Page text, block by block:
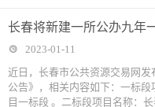
长春将新建一所公办九年
2023-01-11
近日，长春市公共资源交易网
公告》，相关内容如下：一标
目一标段 。二标段项目名称：